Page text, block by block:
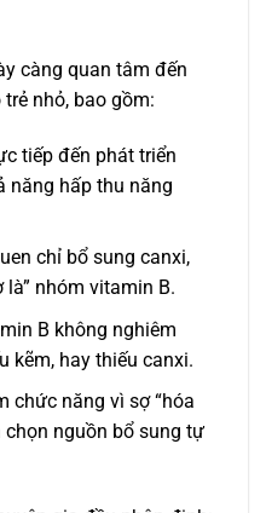
càng quan tâm đến
nhỏ, bao gồm:
tiếp đến phát triển
năng hấp thu năng
chỉ bổ sung canxi,
là” nhóm vitamin B.
B không nghiêm
kẽm, hay thiếu canxi.
chức năng vì sợ “hóa
nguồn bổ sung tự